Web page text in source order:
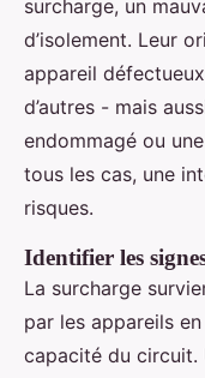
surcharge, un
d’isolement. Leur
appareil
d’autres - mais
endommagé ou
tous les cas, une
risques.
Identifier les
La surcharge
par les appareils
capacité du circuit.